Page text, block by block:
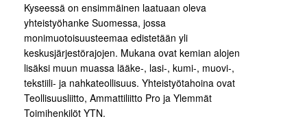
Kyseessä on ensimmäinen laatuaan oleva
yhteistyöhanke Suomessa, jossa
monimuotoisuusteemaa edistetään yli
keskusjärjestörajojen. Mukana ovat kemian alojen
lisäksi muun muassa lääke-, lasi-, kumi-, muovi-,
tekstiili- ja nahkateollisuus. Yhteistyötahoina ovat
Teollisuusliitto, Ammattiliitto Pro ja Ylemmät
Toimihenkilöt YTN.